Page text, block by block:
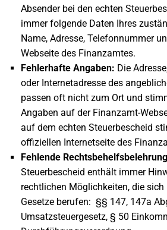
Absender bei den echten
immer folgende Daten Ihres
Name, Adresse, Telefonnummer
Webseite des Finanzamtes.
Fehlerhafte Angaben: Die
oder Internetadresse des
passen oft nicht zum Ort und
Angaben auf der Finanzamt-
auf dem echten Steuerbescheid
offiziellen Internetseite des
Fehlende
Steuerbescheid enthält immer
rechtlichen Möglichkeiten, die
Gesetze berufen: §§ 147, 147a
Umsatzsteuergesetz, § 50